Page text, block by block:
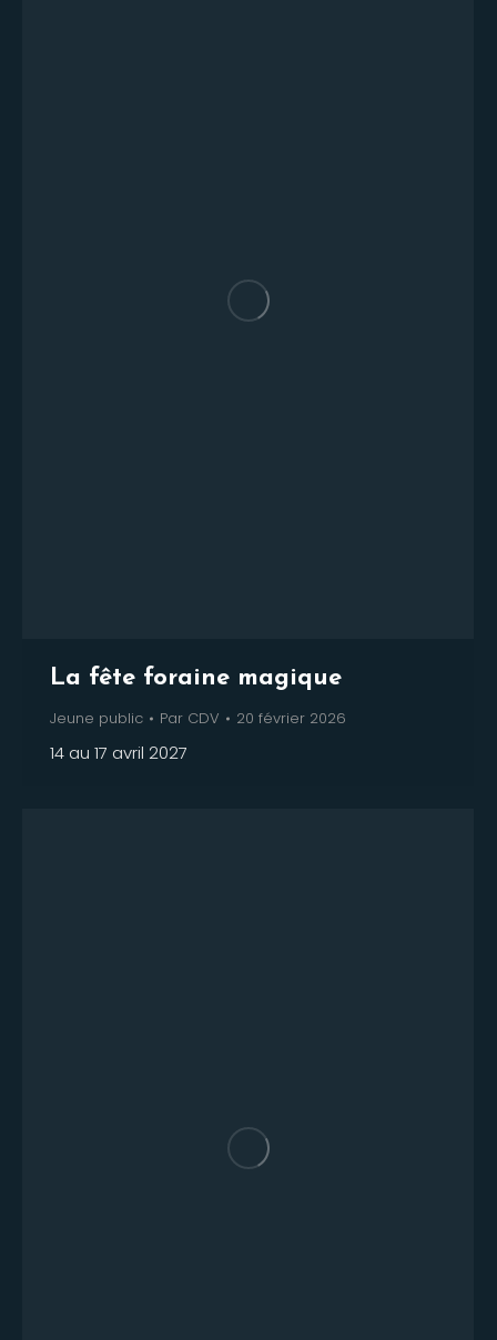
La fête foraine magique
Jeune public Par CDV 20 février 2026
14 au 17 avril 2027